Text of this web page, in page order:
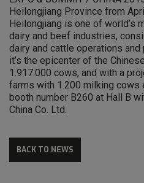
Heilongjiang Province from
Heilongjiang is one of world’s
dairy and beef industries,
dairy and cattle operations
it’s the epicenter of the
1.917.000 cows, and with a
farms with 1.200 milking cows
booth number B260 at Hall B
China Co. Ltd.
BACK TO NEWS